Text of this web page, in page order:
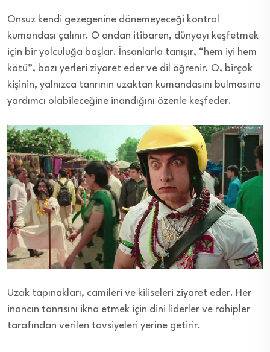
Onsuz kendi gezegenine dönemeyeceği kontrol
kumandası çalınır. O andan itibaren, dünyayı keşfetmek
için bir yolculuğa başlar. İnsanlarla tanışır, “hem iyi hem
kötü”, bazı yerleri ziyaret eder ve dil öğrenir. O, birçok
kişinin, yalnızca tanrının uzaktan kumandasını bulmasına
yardımcı olabileceğine inandığını özenle keşfeder.
Uzak tapınakları, camileri ve kiliseleri ziyaret eder. Her
inancın tanrısını ikna etmek için dini liderler ve rahipler
tarafından verilen tavsiyeleri yerine getirir.